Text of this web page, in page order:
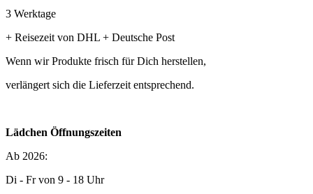
3 Werktage
+ Reisezeit von DHL + Deutsche Post
Wenn wir Produkte frisch für Dich herstellen,
verlängert sich die Lieferzeit entsprechend.
Lädchen Öffnungszeiten
Ab 2026:
Di - Fr von 9 - 18 Uhr